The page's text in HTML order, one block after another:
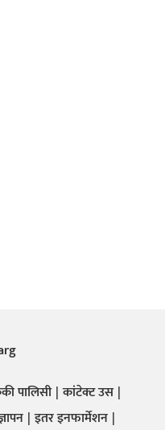
पालिसी कांटेक्ट उस
इतर इनफार्मेशन